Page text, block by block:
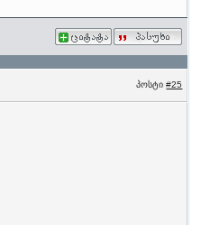
პოსტი#25